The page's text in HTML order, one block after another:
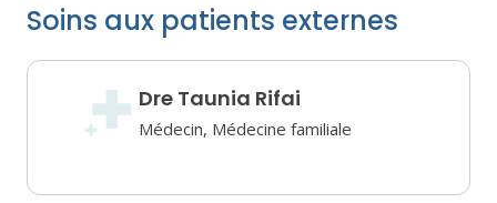
Soins aux patients externes
Dre Taunia Rifai
Médecin, Médecine familiale